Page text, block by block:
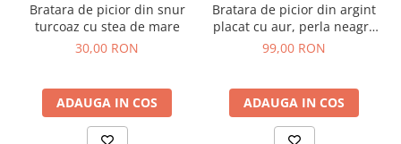
Bratara de picior din snur
turcoaz cu stea de mare
30,00 RON
ADAUGA IN COS
Bratara de picior din argint
placat cu aur, perla neagra
de cultura, 22-27 cm
99,00 RON
ADAUGA IN COS